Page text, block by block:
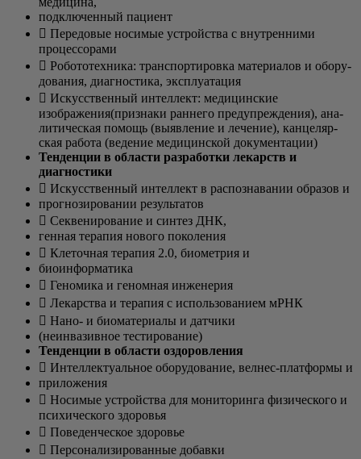
под­клю­чен­ный пациент
 Пере­до­вые носи­мые устрой­ства с внут­рен­ни­ми
процессорами
 Робо­то­тех­ни­ка: транс­пор­ти­ров­ка мате­ри­а­лов и обо­ру­
до­ва­ния, диа­гно­сти­ка, эксплуатация
 Искус­ствен­ный интел­лект: меди­цин­ские
изображения(признаки ран­не­го пре­ду­пре­жде­ния), ана­
ли­ти­че­ская помощь (выяв­ле­ние и лече­ние), кан­це­ляр­
ская рабо­та (веде­ние меди­цин­ской документации)
Тен­ден­ции в обла­сти раз­ра­бот­ки лекарств и
диагностики
 Искус­ствен­ный интел­лект в рас­по­зна­ва­нии обра­зов и
про­гно­зи­ро­ва­нии результатов
 Секве­ни­ро­ва­ние и син­тез ДНК,
ген­ная тера­пия ново­го поколения
 Кле­точ­ная тера­пия 2.0, био­мет­рия и
био­ин­фор­ма­ти­ка
 Гено­ми­ка и геном­ная инженерия
 Лекар­ства и тера­пия с исполь­зо­ва­ни­ем мРНК
 Нано- и био­ма­те­ри­а­лы и датчики
(неин­ва­зив­ное тестирование)
Тен­ден­ции в обла­сти оздоровления
 Интел­лек­ту­аль­ное обо­ру­до­ва­ние, вел­нес-плат­фор­мы и
при­ло­же­ния
 Носи­мые устрой­ства для мони­то­рин­га физи­че­ско­го и
пси­хи­че­ско­го здоровья
 Пове­ден­че­ское здоровье
 Пер­со­на­ли­зи­ро­ван­ные добавки